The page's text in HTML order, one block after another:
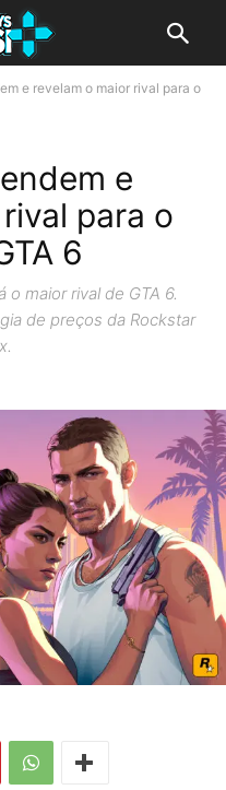
e revelam o maior rival para o
e
para o
6
o maior rival de GTA 6.
de preços da Rockstar